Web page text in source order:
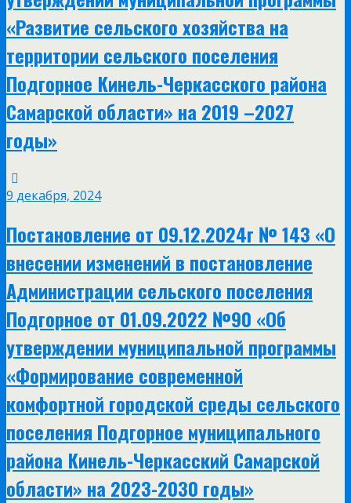
«Развитие сельского хозяйства на
территории сельского поселения
Подгорное Кинель-Черкасского района
Самарской области» на 2019 –2027
годы»
9 декабря, 2024
Постановление от 09.12.2024г № 143 «О
внесении изменений в постановление
Администрации сельского поселения
Подгорное от 01.09.2022 №90 «Об
утверждении муниципальной программы
«Формирование современной
комфортной городской среды сельского
поселения Подгорное муниципального
района Кинель-Черкасский Самарской
области» на 2023-2030 годы»